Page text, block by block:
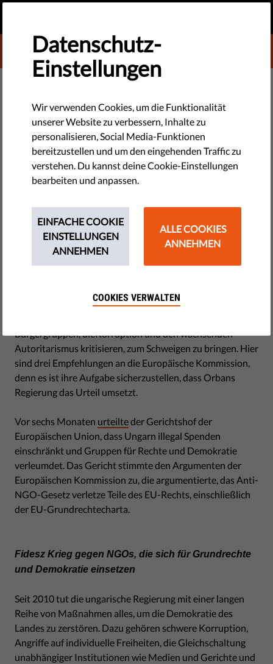
DONATE TO LIBERTIES
EU-BEOBACHTUNG
Wir fordern drei Maßnahmen der
Europäischen Kommission, um
Ungarns Demokratie
wiederherzustellen
Sechs Monate sind vergangen, seit ein EU-Gerichtsurteil
bestätigte, dass Orbans Anti-NGO-Gesetz gegen EU-Recht
verstößt. Ungarns Regierung hat noch nichts unternommen,
um dem Urteil nachzukommen.
Bürgergruppen, dieKorruption und den wachsenden
Autoritarismus kritisieren, zum Schweigen zu bringen. Hier
sind drei Empfehlungen an die Europäische Kommission,
denn es ist ihre Aufgabe sicherzustellen, dass Orbans
Regierung das Urteil umsetzt.
Vor sechs Monaten urteilteder Gerichtshof der
Europäischen Union, dass Ungarn illegal Spenden
einschränkt und Gruppen für Rechte und Demokratie
verleumdet. Das Gericht stimmte den Argumenten der
Europäischen Kommission zu, die argumentierte, das Anti-
NGO-Gesetz verletze Teile des EU-Rechts, einschließlich
der EU-Grundrechtecharta.
Fidesz Krieg gegen NGOs, die sich für Grundrechte
und Demokratie einsetzen
Seit 2010 tut die ungarische Regierung mit einer langen
Reihe von Maßnahmen alles, um die Demokratie des
Landes zu zerstören. Dazu gehören schwere Korruption,
Angriffe auf individuelle Freiheiten, die Gleichschaltung
unabhängiger Institutionen wie Medien und Gerichte und
Datenschutz-
Einstellungen
Wir verwenden Cookies, um die Funktionalität
unserer Website zu verbessern, Inhalte zu
personalisieren, Social Media-Funktionen
bereitzustellen und um den eingehenden Traffic zu
verstehen. Du kannst deine Cookie-Einstellungen
bearbeiten und anpassen.
EINFACHE COOKIE
EINSTELLUNGEN
ANNEHMEN
ALLE COOKIES
ANNEHMEN
COOKIES VERWALTEN